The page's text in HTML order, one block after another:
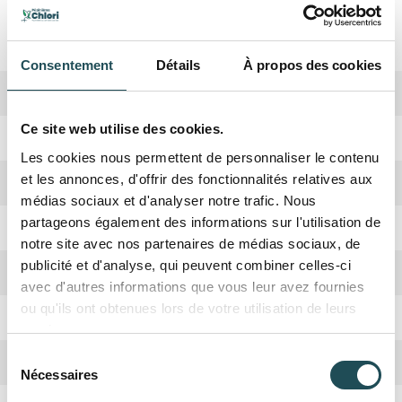
Consentement Détails À propos des cookies
Ce site web utilise des cookies.
Les cookies nous permettent de personnaliser le contenu
et les annonces, d'offrir des fonctionnalités relatives aux
médias sociaux et d'analyser notre trafic. Nous
partageons également des informations sur l'utilisation de
notre site avec nos partenaires de médias sociaux, de
publicité et d'analyse, qui peuvent combiner celles-ci
avec d'autres informations que vous leur avez fournies
ou qu'ils ont obtenues lors de votre utilisation de leurs
services.
Nécessaires
Spécifications
Biodiversité Haute
Période de plantation
Forme de la couronne Large
Rusticité Oui
Croissance Rapide
Absorbation CO2 Haute
6 mètres